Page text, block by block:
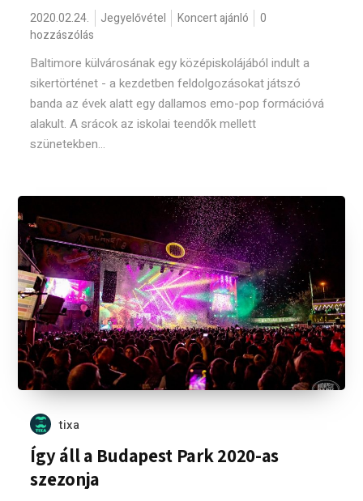
2020.02.24. Jegyelővétel Koncert ajánló
0
hozzászólás
Baltimore külvárosának egy középiskolájából indult a
sikertörténet - a kezdetben feldolgozásokat játszó
banda az évek alatt egy dallamos emo-pop formációvá
alakult. A srácok az iskolai teendők mellett
szünetekben...
tixa
Így áll a Budapest Park 2020-as
szezonja